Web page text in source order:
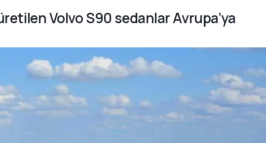
Volvo S90 sedanlar Avrupa’ya